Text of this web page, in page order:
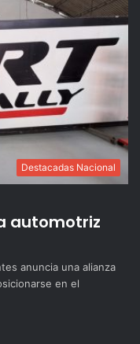
Destacadas Nacional
automotriz
anuncia una alianza
en el